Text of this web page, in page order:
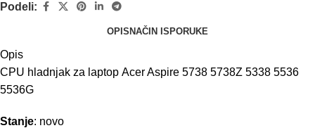
Podeli:
OPISNAČIN ISPORUKE
Opis
CPU hladnjak za laptop Acer Aspire 5738 5738Z 5338 5536
5536G
Stanje: novo